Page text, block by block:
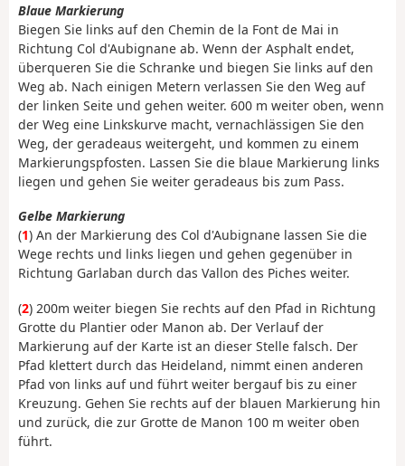
Blaue Markierung
Biegen Sie links auf den Chemin de la Font de Mai in
Richtung Col d'Aubignane ab. Wenn der Asphalt endet,
überqueren Sie die Schranke und biegen Sie links auf den
Weg ab. Nach einigen Metern verlassen Sie den Weg auf
der linken Seite und gehen weiter. 600 m weiter oben, wenn
der Weg eine Linkskurve macht, vernachlässigen Sie den
Weg, der geradeaus weitergeht, und kommen zu einem
Markierungspfosten. Lassen Sie die blaue Markierung links
liegen und gehen Sie weiter geradeaus bis zum Pass.
Gelbe Markierung
(1) An der Markierung des Col d'Aubignane lassen Sie die
Wege rechts und links liegen und gehen gegenüber in
Richtung Garlaban durch das Vallon des Piches weiter.
(2) 200m weiter biegen Sie rechts auf den Pfad in Richtung
Grotte du Plantier oder Manon ab. Der Verlauf der
Markierung auf der Karte ist an dieser Stelle falsch. Der
Pfad klettert durch das Heideland, nimmt einen anderen
Pfad von links auf und führt weiter bergauf bis zu einer
Kreuzung. Gehen Sie rechts auf der blauen Markierung hin
und zurück, die zur Grotte de Manon 100 m weiter oben
führt.